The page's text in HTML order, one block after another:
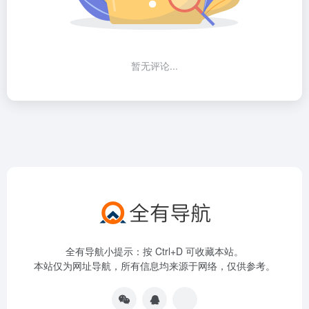
暂无评论...
全有导航小提示：按 Ctrl+D 可收藏本站。
本站仅为网址导航，所有信息均来源于网络，仅供参考。